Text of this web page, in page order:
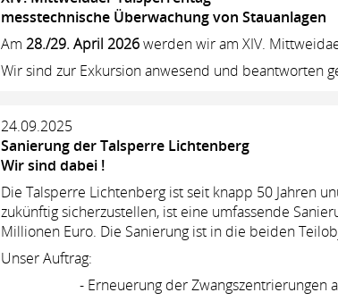
messtechnische Überwachung von Stauanlagen
Am 28./29. April 2026werden wir am XIV.
Wir sind zur Exkursion anwesend und beantworten
24.09.2025
Sanierung der Talsperre Lichtenberg
Wir sind dabei !
Die Talsperre Lichtenberg ist seit knapp 50 Jahren
zukünftig sicherzustellen, ist eine umfassende
Millionen Euro. Die Sanierung ist in die beiden
Unser Auftrag:
- Erneuerung der Zwangszentrierungen auf